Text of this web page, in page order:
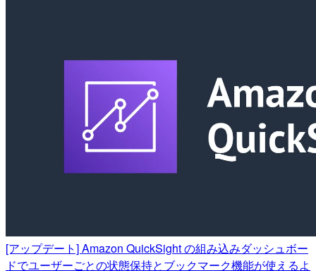
[アップデート] Amazon QuickSight の組み込みダッシュボー
ドでユーザーごとの状態保持とブックマーク機能が使えるよ